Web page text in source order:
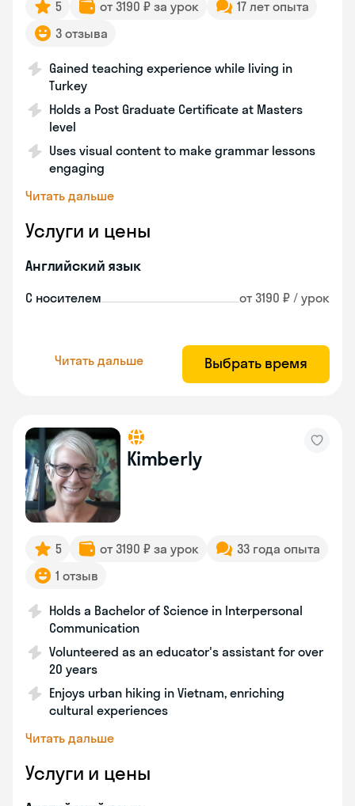
5 от 3190 ₽ за урок
17 лет опыта
3 отзыва
Gained teaching experience while living in
Turkey
Holds a Post Graduate Certificate at Masters
level
Uses visual content to make grammar lessons
engaging
Читать дальше
Услуги и цены
Английский язык
С носителем от 3190 ₽ / урок
Читать дальше Выбрать время
Kimberly
5 от 3190 ₽ за урок
33 года опыта
1 отзыв
Holds a Bachelor of Science in Interpersonal
Communication
Volunteered as an educator's assistant for over
20 years
Enjoys urban hiking in Vietnam, enriching
cultural experiences
Читать дальше
Услуги и цены